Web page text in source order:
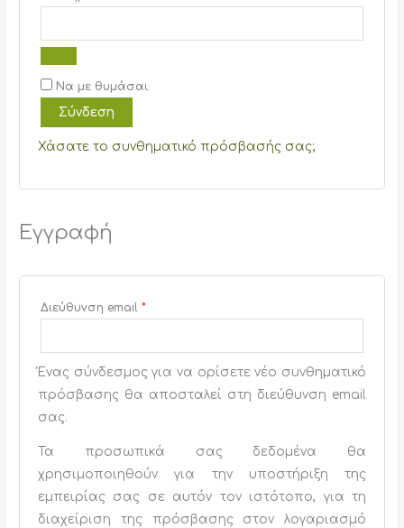
Να με θυμάσαι
Σύνδεση
Χάσατε το συνθηματικό πρόσβασής σας;
Εγγραφή
Διεύθυνση email*Απαιτείται
Ένας σύνδεσμος για να ορίσετε νέο συνθηματικό
πρόσβασης θα αποσταλεί στη διεύθυνση email
σας.
Τα προσωπικά σας δεδομένα θα
χρησιμοποιηθούν για την υποστήριξη της
εμπειρίας σας σε αυτόν τον ιστότοπο, για τη
διαχείριση της πρόσβασης στον λογαριασμό